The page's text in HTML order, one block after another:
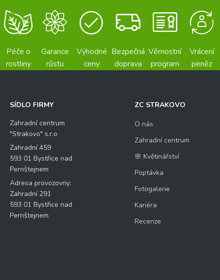
Péče o
rostliny
Garance
růstu
Výhodné
ceny
Bezpečná
doprava
Věrnostní
program
Vrácení
peněz
SÍDLO FIRMY
Zahradní centrum
"Strakovo" s.r.o
Zahradní 459
593 01 Bystřice nad
Pernštejnem
Adresa provozovny:
Zahradní 291
593 01 Bystřice nad
Pernštejnem
ZC STRAKOVO
O nás
Zahradní centrum
🌸 Květinářství
Poptávka
Fotogalerie
Kariéra
Recenze